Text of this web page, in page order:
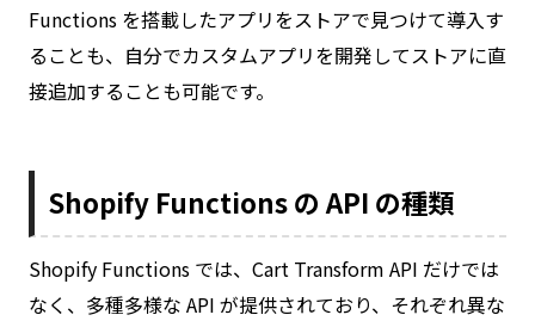
Functions を搭載したアプリをストアで見つけて導入す
ることも、自分でカスタムアプリを開発してストアに直
接追加することも可能です。
Shopify Functions の API の種類
Shopify Functions では、Cart Transform API だけでは
なく、多種多様な API が提供されており、それぞれ異な